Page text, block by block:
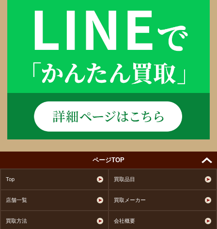
ページTOP
Top 買取品目
店舗一覧 買取メーカー
買取方法 会社概要